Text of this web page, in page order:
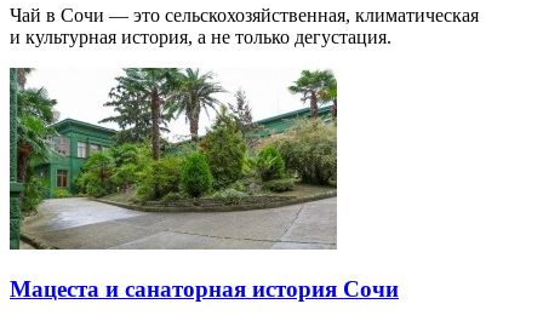
Чай в Сочи — это сельскохозяйственная, климатическая
и культурная история, а не только дегустация.
Мацеста и санаторная история Сочи